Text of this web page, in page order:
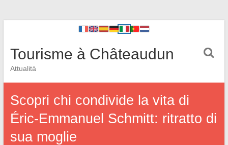
Tourisme à Châteaudun
Attualità
Scopri chi condivide la vita di
Éric-Emmanuel Schmitt: ritratto di
sua moglie